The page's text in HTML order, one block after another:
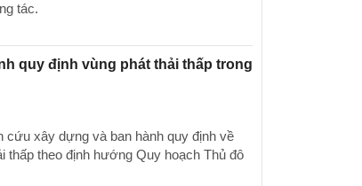
tác.
quy định vùng phát thải thấp trong
cứu xây dựng và ban hành quy định về
thấp theo định hướng Quy hoạch Thủ đô